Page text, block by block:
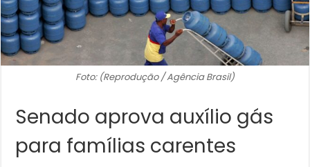
Foto: (Reprodução / Agência Brasil)
Senado aprova auxílio gás
para famílias carentes